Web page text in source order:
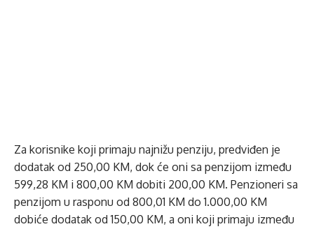
Za korisnike koji primaju najnižu penziju, predviđen je
dodatak od 250,00 KM, dok će oni sa penzijom između
599,28 KM i 800,00 KM dobiti 200,00 KM. Penzi­oneri sa
penzijom u rasponu od 800,01 KM do 1.000,00 KM
dobiće dodatak od 150,00 KM, a oni koji primaju između